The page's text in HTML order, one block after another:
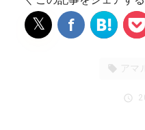
𝕏 f
アマ